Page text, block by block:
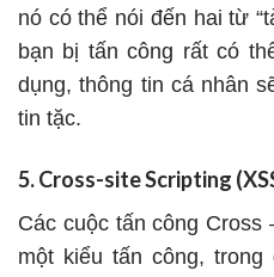
nó có thể nói đến hai từ
bạn bị tấn công rất có
dụng, thông tin cá nhân
tin tặc.
5. Cross-site Scripting
Các cuộc tấn công
một kiểu tấn công,